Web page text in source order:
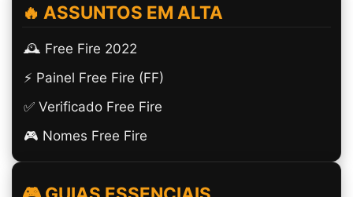
🔥 ASSUNTOS EM ALTA
🕰️ Free Fire 2022
⚡ Painel Free Fire (FF)
✅ Verificado Free Fire
🎮 Nomes Free Fire